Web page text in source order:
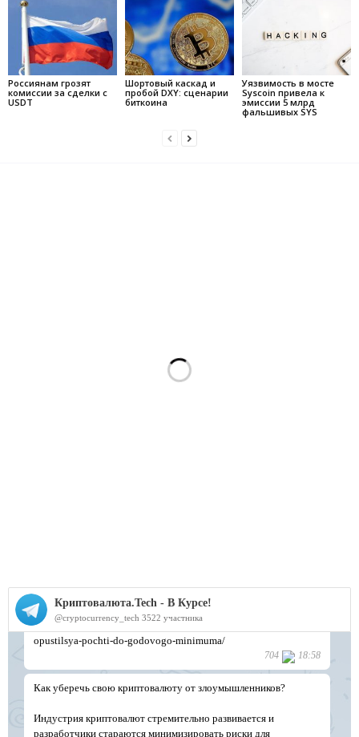
Россиянам грозят
комиссии за сделки с
USDT
Шортовый каскад и
пробой DXY: сценарии
биткоина
Уязвимость в мосте
Syscoin привела к
эмиссии 5 млрд
фальшивых SYS